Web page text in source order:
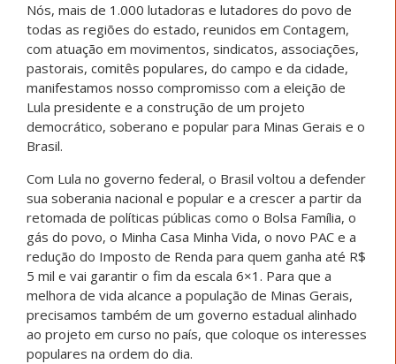
Nós, mais de 1.000 lutadoras e lutadores do povo de
todas as regiões do estado, reunidos em Contagem,
com atuação em movimentos, sindicatos, associações,
pastorais, comitês populares, do campo e da cidade,
manifestamos nosso compromisso com a eleição de
Lula presidente e a construção de um projeto
democrático, soberano e popular para Minas Gerais e o
Brasil.
Com Lula no governo federal, o Brasil voltou a defender
sua soberania nacional e popular e a crescer a partir da
retomada de políticas públicas como o Bolsa Família, o
gás do povo, o Minha Casa Minha Vida, o novo PAC e a
redução do Imposto de Renda para quem ganha até R$
5 mil e vai garantir o fim da escala 6×1. Para que a
melhora de vida alcance a população de Minas Gerais,
precisamos também de um governo estadual alinhado
ao projeto em curso no país, que coloque os interesses
populares na ordem do dia.